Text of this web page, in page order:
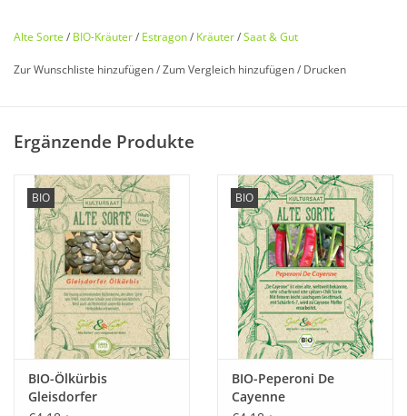
Historisches Saatgut von Saat & Gut
Entdecken Sie unserenseltenen
historischen Estragon
wieder, der fast in Vergessenheit geraten ist!
Estragon Öl wurde schon bei den alten Ägyptern als
Opfergabe für die Göttin Isis verwendet. In Europa fand
Estragon zum ersten Mal im Raum Genua im 13. Jahrhundert
Erwähnung.
Diese alte russische Variante ist etwasherberim Geschmack,
widerstandsfähiger
frostfest.
Alte Sorte / BIO-Kräuter/ Estragon/ Kräuter/Saat & Gut
Zur Wunschliste hinzufügen/Zum Vergleich hinzufügen/ Drucken
Ergänzende Produkte
BIO
BIO-Ölkürbis
Gleisdorfer
BIO
BIO-Peperoni De
Cayenne